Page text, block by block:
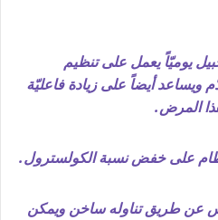
يوميّاً يعمل على تنظيم
أيضاً على زيادة فاعليّة
المرض.
على خفض نسبة الكولسترول.
عن طريق تناوله ساخن ويمكن